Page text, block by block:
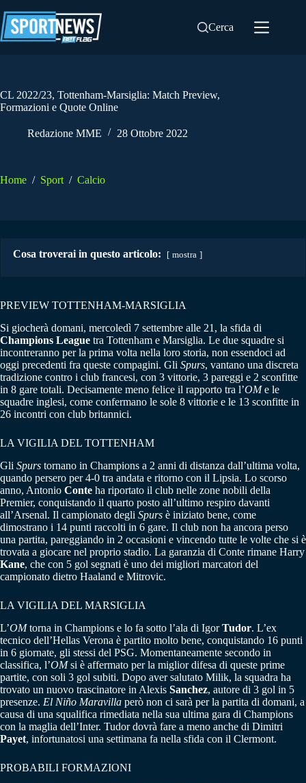
al
contenuto
Cerca
CL 2022/23, Tottenham-Marsiglia: Match Preview,
Formazioni e Quote Online
Redazione MME 28 Ottobre 2022
Home / Sport / Calcio
Cosa troverai in questo articolo: mostra
PREVIEW TOTTENHAM-MARSIGLIA
Si giocherà domani, mercoledì 7 settembre alle 21, la sfida di
Champions League tra Tottenham e Marsiglia. Le due squadre si
incontreranno per la prima volta nella loro storia, non essendoci ad
oggi precedenti fra queste compagini. Gli Spurs, vantano una discreta
tradizione contro i club francesi, con 3 vittorie, 3 pareggi e 2 sconfitte
in 8 gare totali. Decisamente meno felice il rapporto tra l’OMe le
squadre inglesi, come confermano le sole 8 vittorie e le 13 sconfitte in
26 incontri con club britannici.
LA VIGILIA DEL TOTTENHAM
Gli Spurs tornano in Champions a 2 anni di distanza dall’ultima volta,
quando persero per 4-0 tra andata e ritorno con il Lipsia. Lo scorso
anno, Antonio Conte ha riportato il club nelle zone nobili della
Premier, conquistando il quarto posto all’ultimo respiro davanti
all’Arsenal. Il campionato degli Spurs è iniziato bene, come
dimostrano i 14 punti raccolti in 6 gare. Il club non ha ancora perso
una partita, pareggiando in 2 occasioni e vincendo tutte le volte che si è
trovata a giocare nel proprio stadio. La garanzia di Conte rimane Harry
Kane, che con 5 gol segnati è uno dei migliori marcatori del
campionato dietro Haaland e Mitrovic.
LA VIGILIA DEL MARSIGLIA
L’OMtorna in Champions e lo fa sotto l’ala di IgorTudor. L’ex
tecnico dell’Hellas Verona è partito molto bene, conquistando 16 punti
in 6 giornate, gli stessi del PSG. Momentaneamente secondo in
classifica, l’OMsi è affermato per la miglior difesa di queste prime
partite, con soli 3 gol subiti. Dopo aver salutato Milik, la squadra ha
trovato un nuovo trascinatore in Alexis Sanchez, autore di 3 gol in 5
presenze. El Niño Maravilla però non ci sarà per la partita di domani, a
causa di una squalifica rimediata nella sua ultima gara di Champions
con la maglia dell’Inter. Tudor dovrà fare a meno anche di Dimitri
Payet, infortunatosi una settimana fa nella sfida con il Clermont.
PROBABILI FORMAZIONI